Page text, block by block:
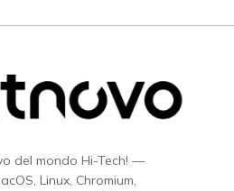
del mondo Hi-Tech! —
Linux, Chromium,